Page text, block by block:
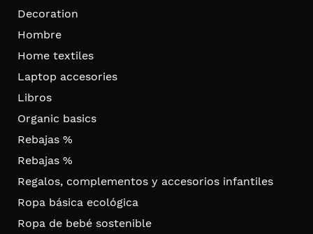
Decoration
Hombre
Home textiles
Laptop accesories
Libros
Organic basics
Rebajas %
Rebajas %
Regalos, complementos y accesorios infantiles
Ropa básica ecológica
Ropa de bebé sostenible